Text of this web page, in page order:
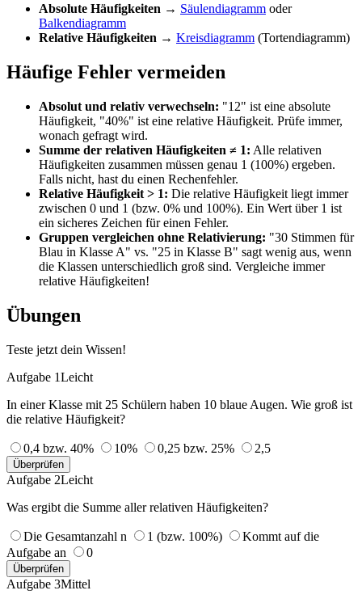
Absolute Häufigkeiten → Säulendiagramm oder
Balkendiagramm
Relative Häufigkeiten → Kreisdiagramm (Tortendiagramm)
Häufige Fehler vermeiden
Absolut und relativ verwechseln: "12" ist eine absolute
Häufigkeit, "40%" ist eine relative Häufigkeit. Prüfe immer,
wonach gefragt wird.
Summe der relativen Häufigkeiten ≠ 1: Alle relativen
Häufigkeiten zusammen müssen genau 1 (100%) ergeben.
Falls nicht, hast du einen Rechenfehler.
Relative Häufigkeit > 1: Die relative Häufigkeit liegt immer
zwischen 0 und 1 (bzw. 0% und 100%). Ein Wert über 1 ist
ein sicheres Zeichen für einen Fehler.
Gruppen vergleichen ohne Relativierung: "30 Stimmen für
Blau in Klasse A" vs. "25 in Klasse B" sagt wenig aus, wenn
die Klassen unterschiedlich groß sind. Vergleiche immer
relative Häufigkeiten!
Übungen
Teste jetzt dein Wissen!
Aufgabe 1Leicht
In einer Klasse mit 25 Schülern haben 10 blaue Augen. Wie groß ist
die relative Häufigkeit?
0,4 bzw. 40% 10% 0,25 bzw. 25% 2,5
Überprüfen
Aufgabe 2Leicht
Was ergibt die Summe aller relativen Häufigkeiten?
Die Gesamtanzahl n 1 (bzw. 100%)
Kommt auf die
Aufgabe an
0
Überprüfen
Aufgabe 3Mittel